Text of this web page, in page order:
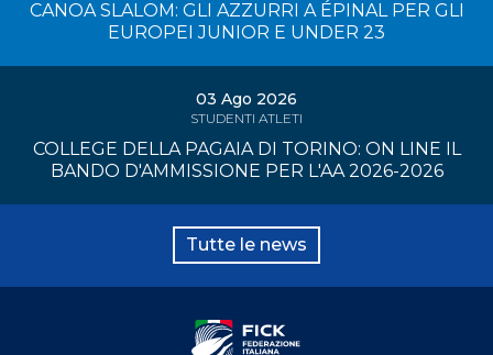
CANOA SLALOM: GLI AZZURRI A ÉPINAL PER GLI
EUROPEI JUNIOR E UNDER 23
03 Ago 2026
STUDENTI ATLETI
COLLEGE DELLA PAGAIA DI TORINO: ON LINE IL
BANDO D'AMMISSIONE PER L'AA 2026-2026
Tutte le news